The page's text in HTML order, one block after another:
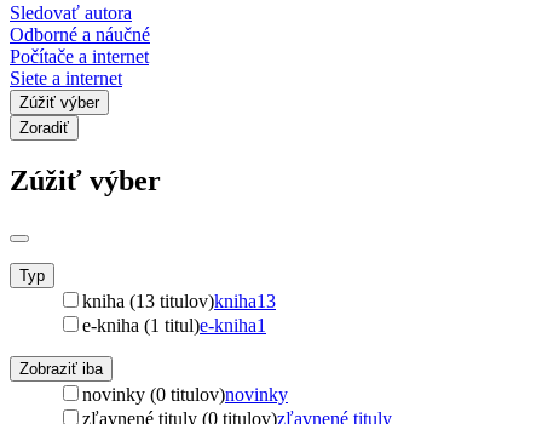
Sledovať autora
Odborné a náučné
Počítače a internet
Siete a internet
Zúžiť výber
Zoradiť
Zúžiť výber
Typ
kniha (13 titulov)kniha13
e-kniha (1 titul)e-kniha1
Zobraziť iba
novinky (0 titulov)novinky
zľavnené tituly (0 titulov)zľavnené tituly